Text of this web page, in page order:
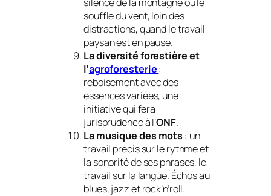
souffle du vent, loin des
distractions, quand le travail
paysan est en pause.
La diversité forestièreet
l’agroforesterie:
reboisement avec des
essences variées, une
initiative qui fera
jurisprudence à l’ONF.
La musique des mots : un
travail précis sur le rythme et
la sonorité de ses phrases, le
travail sur la langue. Échos au
blues, jazz et rock’n’roll.